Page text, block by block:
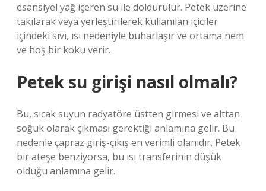
esansiyel yağ içeren su ile doldurulur. Petek üzerine
takılarak veya yerleştirilerek kullanılan içiciler
içindeki sıvı, ısı nedeniyle buharlaşır ve ortama nem
ve hoş bir koku verir.
Petek su girişi nasıl olmalı?
Bu, sıcak suyun radyatöre üstten girmesi ve alttan
soğuk olarak çıkması gerektiği anlamına gelir. Bu
nedenle çapraz giriş-çıkış en verimli olanıdır. Petek
bir ateşe benziyorsa, bu ısı transferinin düşük
olduğu anlamına gelir.